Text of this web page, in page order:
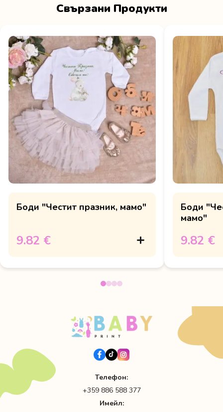
Свързани Продукти
Боди "Честит празник, мамо"
9.82 €
Боди
мамо"
9.82 €
Телефон:
+359 886 588 377
Имейл: